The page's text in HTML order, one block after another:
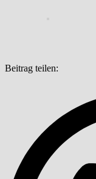
Beitrag teilen: